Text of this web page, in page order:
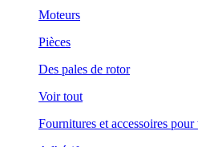
Moteurs
Pièces
Des pales de rotor
Voir tout
Fournitures et accessoires